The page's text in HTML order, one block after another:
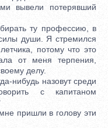
вывели потерявший
ту профессию, в
души. Я стремился
потому что это
от меня терпения,
делу.
нибудь назовут среди
с капитаном
пришли в голову эти